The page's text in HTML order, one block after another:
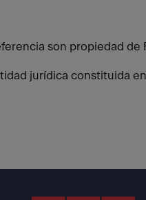
son propiedad de
jurídica constituida